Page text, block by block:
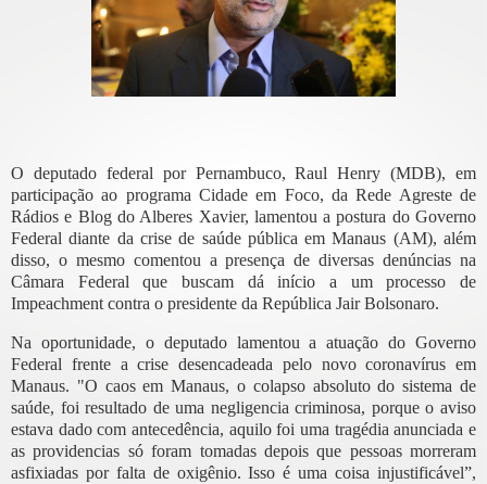
O deputado federal por Pernambuco, Raul Henry (MDB), em
participação ao programa Cidade em Foco, da Rede Agreste de
Rádios e Blog do Alberes Xavier, lamentou a postura do Governo
Federal diante da crise de saúde pública em Manaus (AM), além
disso, o mesmo comentou a presença de diversas denúncias na
Câmara Federal que buscam dá início a um processo de
Impeachment contra o presidente da República Jair Bolsonaro.
Na oportunidade, o deputado lamentou a atuação do Governo
Federal frente a crise desencadeada pelo novo coronavírus em
Manaus. "O caos em Manaus, o colapso absoluto do sistema de
saúde, foi resultado de uma negligencia criminosa, porque o aviso
estava dado com antecedência, aquilo foi uma tragédia anunciada e
as providencias só foram tomadas depois que pessoas morreram
asfixiadas por falta de oxigênio. Isso é uma coisa injustificável”,